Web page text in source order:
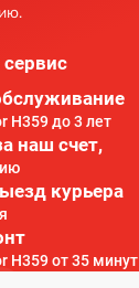
H359 до 3 лет
наш счет,
курьера
H359 от 35 минут